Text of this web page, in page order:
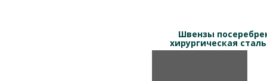
Швензы
хирургическая